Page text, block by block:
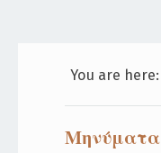
You are here:
Μηνύματα